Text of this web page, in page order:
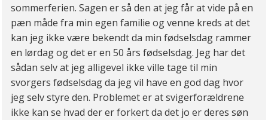
sommerferien. Sagen er så den at jeg får at vide på en
pæn måde fra min egen familie og venne kreds at det
kan jeg ikke være bekendt da min fødselsdag rammer
en lørdag og det er en 50 års fødselsdag. Jeg har det
sådan selv at jeg alligevel ikke ville tage til min
svorgers fødselsdag da jeg vil have en god dag hvor
jeg selv styre den. Problemet er at svigerforældrene
ikke kan se hvad der er forkert da det jo er deres søn